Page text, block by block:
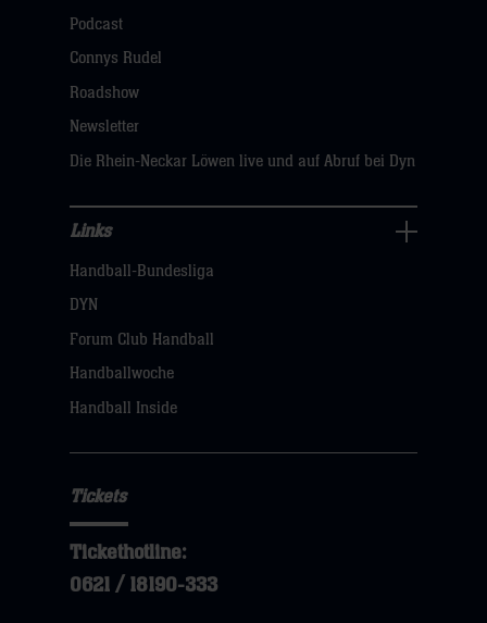
öffnen,
dann
hier
Podcast
Connys Rudel
Roadshow
Newsletter
Die Rhein-Neckar Löwen live und auf Abruf bei Dyn
Navigation
öffnen,
dann
klicken
Links
Handball-Bundesliga
DYN
Forum Club Handball
Handballwoche
Handball Inside
Tickets
Tickethotline:
0621 / 18190-333